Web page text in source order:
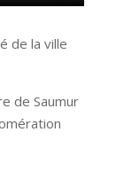
de la ville
de Saumur